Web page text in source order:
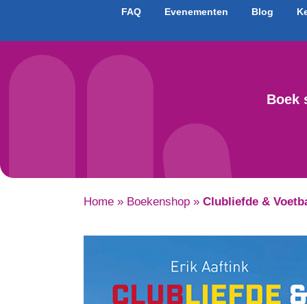
FAQ Evenementen Blog
Boek
Home » Boekenshop » Clubliefde &